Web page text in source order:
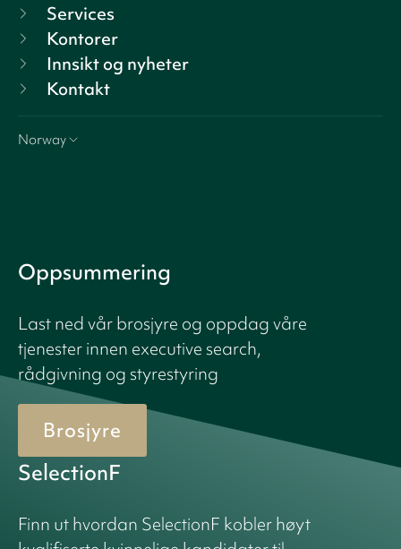
Services
Kontorer
Innsikt og nyheter
Kontakt
Norway
Oppsummering
Last ned vår brosjyre og oppdag våre
tjenester innen executive search,
rådgivning og styrestyring
Brosjyre
SelectionF
Finn ut hvordan SelectionF kobler høyt